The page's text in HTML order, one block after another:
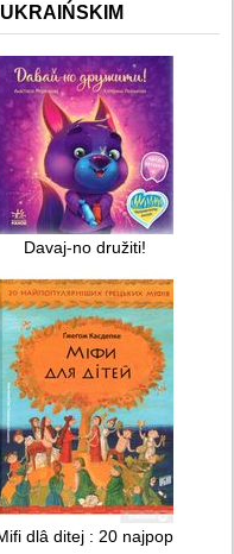
Davaj-no družiti!
dlâ ditej : 20